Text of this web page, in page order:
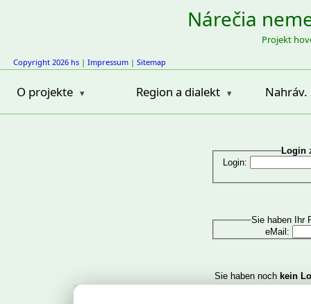
Nárečia
Projekt
Copyright 2026 hs | Impressum | Sitemap
O projekte Region a dialekt
Login
Login:
Sie haben Ihr
eMail:
Sie haben noch kein